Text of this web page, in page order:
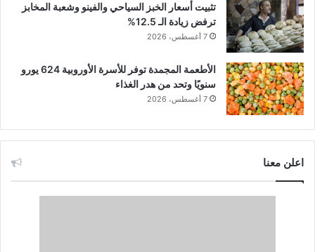
تثبيت أسعار الخبز السياحي والفينو وشعبة المخابز
ترفض زيادة الـ 12.5%
7 أغسطس، 2026
الأطعمة المجمدة توفر للأسرة الأوروبية 624 يورو
سنويًا وتحد من هدر الغذاء
7 أغسطس، 2026
اعلن معنا